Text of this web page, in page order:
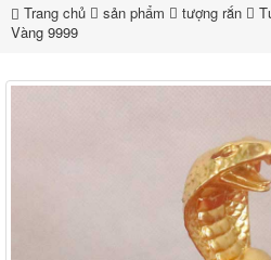
Trang chủ sản phẩm tượng rắn
Vàng 9999